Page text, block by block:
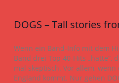
DOGS – Tall stories
Wenn ein Band-Info mit dem
Band drei Top 40-Hits
mal skeptisch. Vor allem,
England kommt. Nur gehen